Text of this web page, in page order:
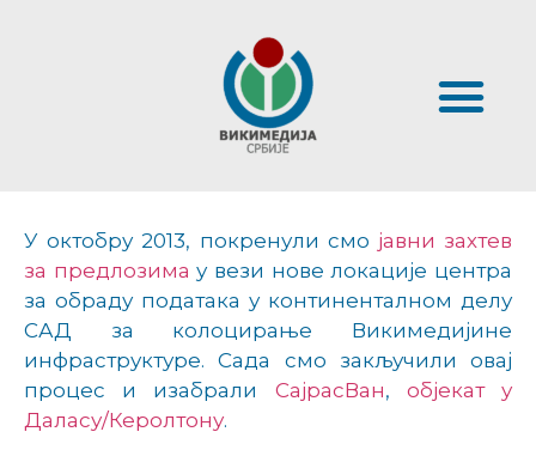
У октобру 2013, покренули смо јавни захтев
за предлозима у вези нове локације центра
за обраду података у континенталном делу
САД за колоцирање Викимедијине
инфраструктуре. Сада смо закључили овај
процес и изабрали СајрасВан, објекат у
Даласу/Керолтону.